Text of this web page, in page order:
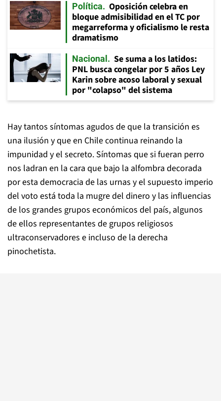
Política
Oposición celebra en
bloque admisibilidad en el TC por
megarreforma y oficialismo le resta
dramatismo
Nacional
Se suma a los latidos:
PNL busca congelar por 5 años Ley
Karin sobre acoso laboral y sexual
por "colapso" del sistema
Hay tantos síntomas agudos de que la transición es
una ilusión y que en Chile continua reinando la
impunidad y el secreto. Síntomas que si fueran perro
nos ladran en la cara que bajo la alfombra decorada
por esta democracia de las urnas y el supuesto imperio
del voto está toda la mugre del dinero y las influencias
de los grandes grupos económicos del país, algunos
de ellos representantes de grupos religiosos
ultraconservadores e incluso de la derecha
pinochetista.